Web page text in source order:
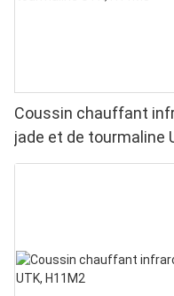
Coussin chauffant
jade et de tourmaline